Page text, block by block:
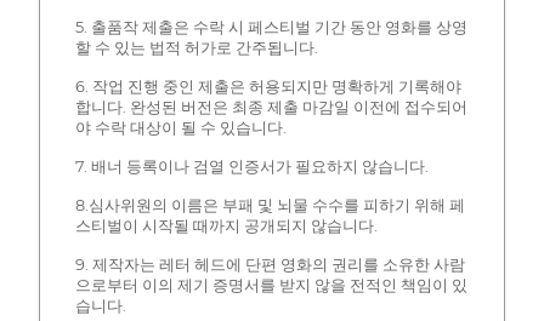
5. 출품작 제출은 수락 시 페스티벌 기간 동안 영화를 상영
할 수 있는 법적 허가로 간주됩니다.
6. 작업 진행 중인 제출은 허용되지만 명확하게 기록해야
합니다. 완성된 버전은 최종 제출 마감일 이전에 접수되어
야 수락 대상이 될 수 있습니다.
7. 배너 등록이나 검열 인증서가 필요하지 않습니다.
8.심사위원의 이름은 부패 및 뇌물 수수를 피하기 위해 페
스티벌이 시작될 때까지 공개되지 않습니다.
9. 제작자는 레터 헤드에 단편 영화의 권리를 소유한 사람
으로부터 이의 제기 증명서를 받지 않을 전적인 책임이 있
습니다.